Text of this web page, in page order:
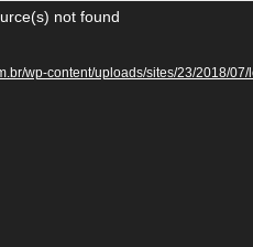
not found
wp-content/uploads/sites/23/2018/07/